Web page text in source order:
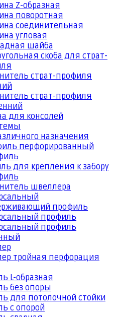
Z-образная
поворотная
соединительная
угловая
шайба
скоба для страт-
страт-профиля
страт-профиля
для консолей
назначения
перфорированный
для крепления к забору
швеллера
профиль
профиль
профиль
тройная перфорация
L-образная
без опоры
для потолочной стойки
с опорой